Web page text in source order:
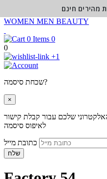
WOMEN MEN BEAUTY
0
0
+1
שכחת סיסמה?
×
שלכם עבור קבלת קישור
לאיפוס סיסמה
שלח
מהירים חינם